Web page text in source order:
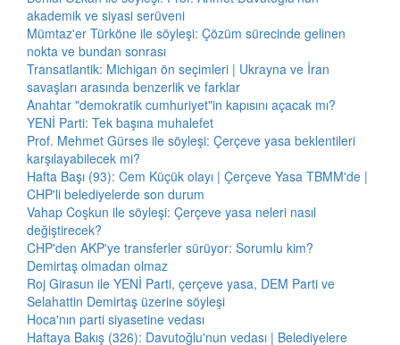
akademik ve siyasi serüveni
Mümtaz'er Türköne ile söyleşi: Çözüm sürecinde gelinen
nokta ve bundan sonrası
Transatlantik: Michigan ön seçimleri | Ukrayna ve İran
savaşları arasında benzerlik ve farklar
Anahtar "demokratik cumhuriyet"in kapısını açacak mı?
YENİ Parti: Tek başına muhalefet
Prof. Mehmet Gürses ile söyleşi: Çerçeve yasa beklentileri
karşılayabilecek mi?
Hafta Başı (93): Cem Küçük olayı | Çerçeve Yasa TBMM'de |
CHP'li belediyelerde son durum
Vahap Coşkun ile söyleşi: Çerçeve yasa neleri nasıl
değiştirecek?
CHP'den AKP'ye transferler sürüyor: Sorumlu kim?
Demirtaş olmadan olmaz
Roj Girasun ile YENİ Parti, çerçeve yasa, DEM Parti ve
Selahattin Demirtaş üzerine söyleşi
Hoca'nın parti siyasetine vedası
Haftaya Bakış (326): Davutoğlu'nun vedası | Belediyelere